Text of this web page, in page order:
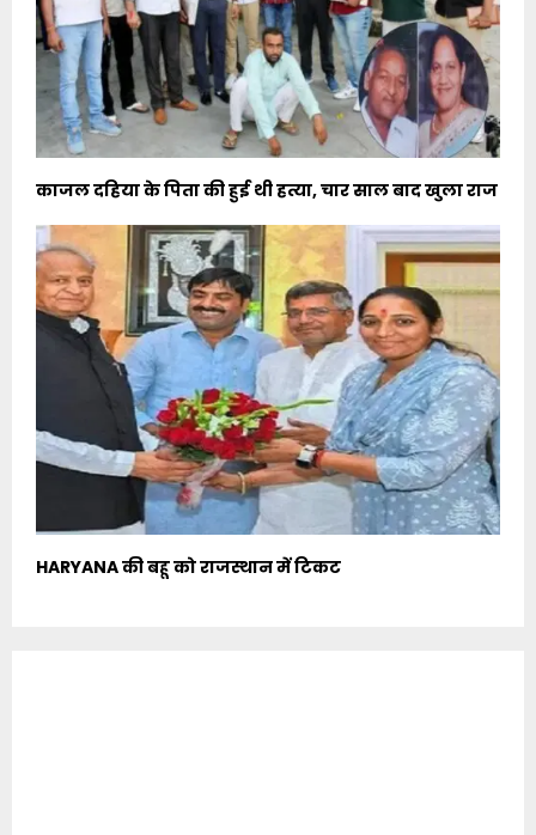
काजल दहिया के पिता की हुई थी हत्या, चार साल बाद खुला राज
HARYANA की बहू को राजस्थान में टिकट